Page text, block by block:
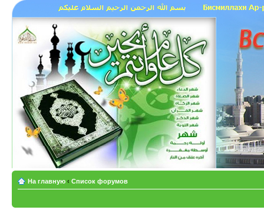
На главную ‹ Список форумов